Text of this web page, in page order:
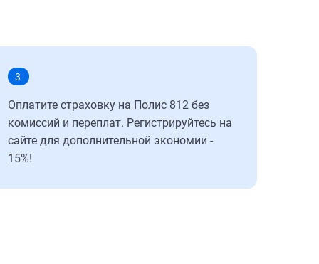
3
Оплатите страховку на Полис 812 без
комиссий и переплат. Регистрируйтесь на
сайте для дополнительной экономии -
15%!